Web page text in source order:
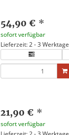
54,90 € *
sofort verfügbar
Lieferzeit: 2 - 3 Werktage
21,90 € *
sofort verfügbar